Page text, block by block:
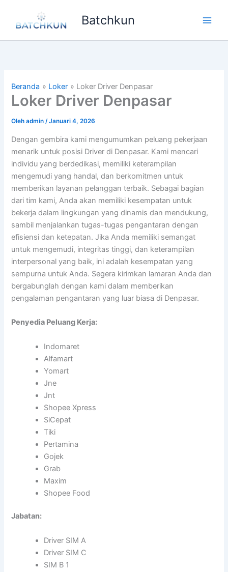
konten
Batchkun
Beranda Loker Loker Driver Denpasar
Loker Driver Denpasar
Olehadmin/Januari 4, 2026
Dengan gembira kami mengumumkan peluang pekerjaan
menarik untuk posisi Driver di Denpasar. Kami mencari
individu yang berdedikasi, memiliki keterampilan
mengemudi yang handal, dan berkomitmen untuk
memberikan layanan pelanggan terbaik. Sebagai bagian
dari tim kami, Anda akan memiliki kesempatan untuk
bekerja dalam lingkungan yang dinamis dan mendukung,
sambil menjalankan tugas-tugas pengantaran dengan
efisiensi dan ketepatan. Jika Anda memiliki semangat
untuk mengemudi, integritas tinggi, dan keterampilan
interpersonal yang baik, ini adalah kesempatan yang
sempurna untuk Anda. Segera kirimkan lamaran Anda dan
bergabunglah dengan kami dalam memberikan
pengalaman pengantaran yang luar biasa di Denpasar.
Penyedia Peluang Kerja:
Indomaret
Alfamart
Yomart
Jne
Jnt
Shopee Xpress
SiCepat
Tiki
Pertamina
Gojek
Grab
Maxim
Shopee Food
Jabatan:
Driver SIM A
Driver SIM C
SIM B 1